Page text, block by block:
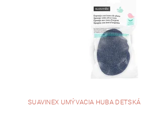
SUAVINEX UMÝVACIA HUBA